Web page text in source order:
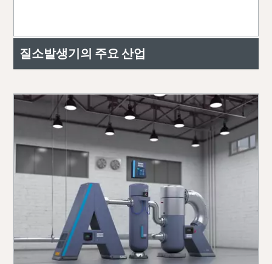
질소발생기의 주요 산업